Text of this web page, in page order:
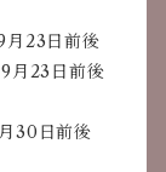
日前後
日前後
後